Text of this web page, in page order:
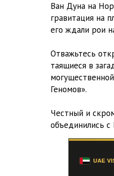
Глава 472
Глава 473
Глава 475
Глава 476
Глава 478
Глава 479
Глава 480
Ван Дуна на
гравитация на
его ждали рои
Отважьтесь
таящиеся в
Геномов».
Честный и
объединились